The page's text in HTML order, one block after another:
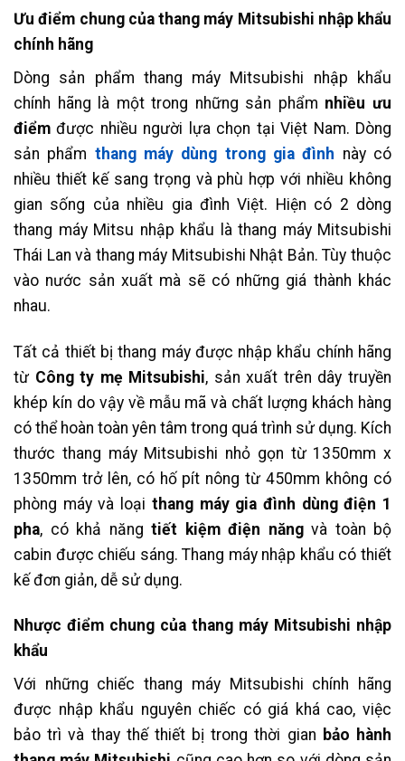
Ưu điểm chung của thang máy Mitsubishi nhập khẩu
chính hãng
Dòng sản phẩm thang máy Mitsubishi nhập khẩu
chính hãng là một trong những sản phẩm nhiều ưu
điểm được nhiều người lựa chọn tại Việt Nam. Dòng
sản phẩm thang máy dùng trong gia đình này có
nhiều thiết kế sang trọng và phù hợp với nhiều không
gian sống của nhiều gia đình Việt. Hiện có 2 dòng
thang máy Mitsu nhập khẩu là thang máy Mitsubishi
Thái Lan và thang máy Mitsubishi Nhật Bản. Tùy thuộc
vào nước sản xuất mà sẽ có những giá thành khác
nhau.
Tất cả thiết bị thang máy được nhập khẩu chính hãng
từ Công ty mẹ Mitsubishi, sản xuất trên dây truyền
khép kín do vậy về mẫu mã và chất lượng khách hàng
có thể hoàn toàn yên tâm trong quá trình sử dụng. Kích
thước thang máy Mitsubishi nhỏ gọn từ 1350mm x
1350mm trở lên, có hố pít nông từ 450mm không có
phòng máy và loại thang máy gia đình dùng điện 1
pha, có khả năng tiết kiệm điện năngvà toàn bộ
cabin được chiếu sáng. Thang máy nhập khẩu có thiết
kế đơn giản, dễ sử dụng.
Nhược điểm chung của thang máy Mitsubishi nhập
khẩu
Với những chiếc thang máy Mitsubishi chính hãng
được nhập khẩu nguyên chiếc có giá khá cao, việc
bảo trì và thay thế thiết bị trong thời gian bảo hành